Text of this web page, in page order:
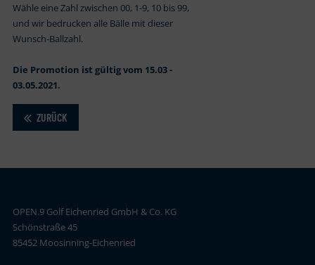
Wähle eine Zahl zwischen 00, 1-9, 10 bis 99,
und wir bedrucken alle Bälle mit dieser
Wunsch-Ballzahl.
Die Promotion ist gültig vom 15.03 -
03.05.2021.
ZURÜCK
OPEN.9 Golf Eichenried GmbH & Co. KG
Schönstraße 45
85452 Moosinning-Eichenried